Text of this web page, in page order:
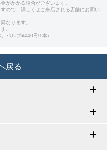
がかかる場合がございます。
ので、詳しくはご来店される店舗にお問い
なります。
。
バルブ¥440円/1本)
戻る